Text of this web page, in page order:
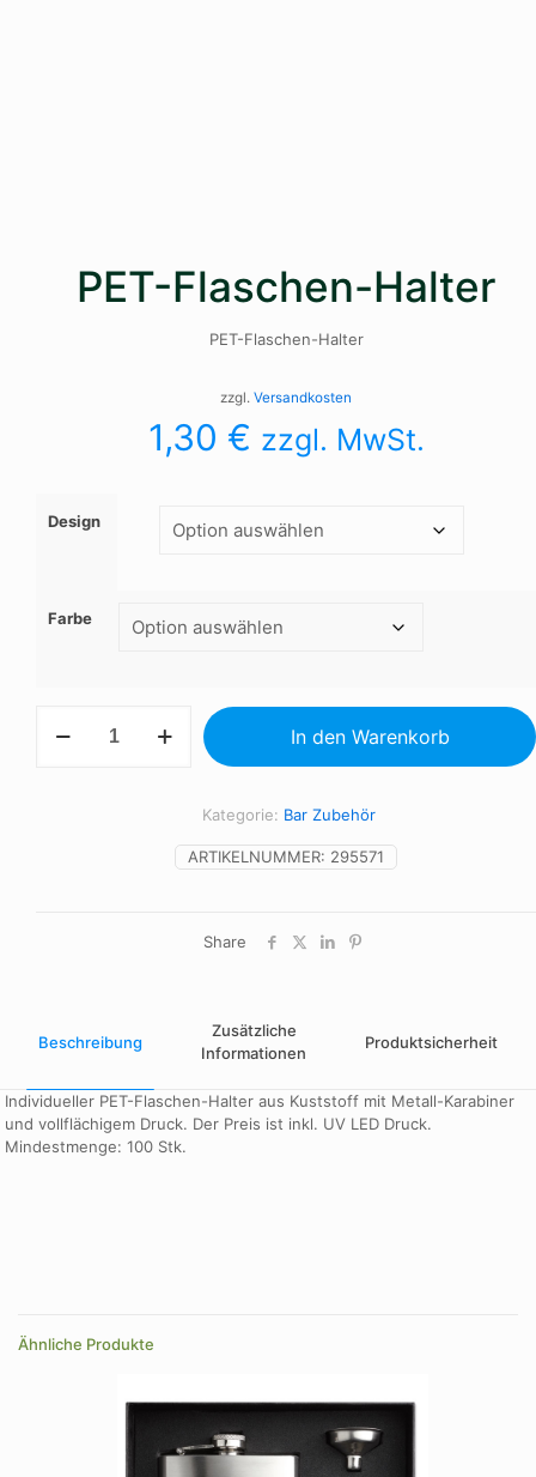
PET-Flaschen-Halter
PET-Flaschen-Halter
zzgl. Versandkosten
1,30 € zzgl. MwSt.
Design
Farbe
Flaschen-
In den Warenkorb
ARTIKELNUMMER: 295571
Kategorie: Bar Zubehör
Share
Beschreibung
Zusätzliche
Informationen
Produktsicherheit
Individueller PET-Flaschen-Halter aus Kuststoff mit Metall-Karabiner
und vollflächigem Druck. Der Preis ist inkl. UV LED Druck.
Mindestmenge: 100 Stk.
Ähnliche Produkte